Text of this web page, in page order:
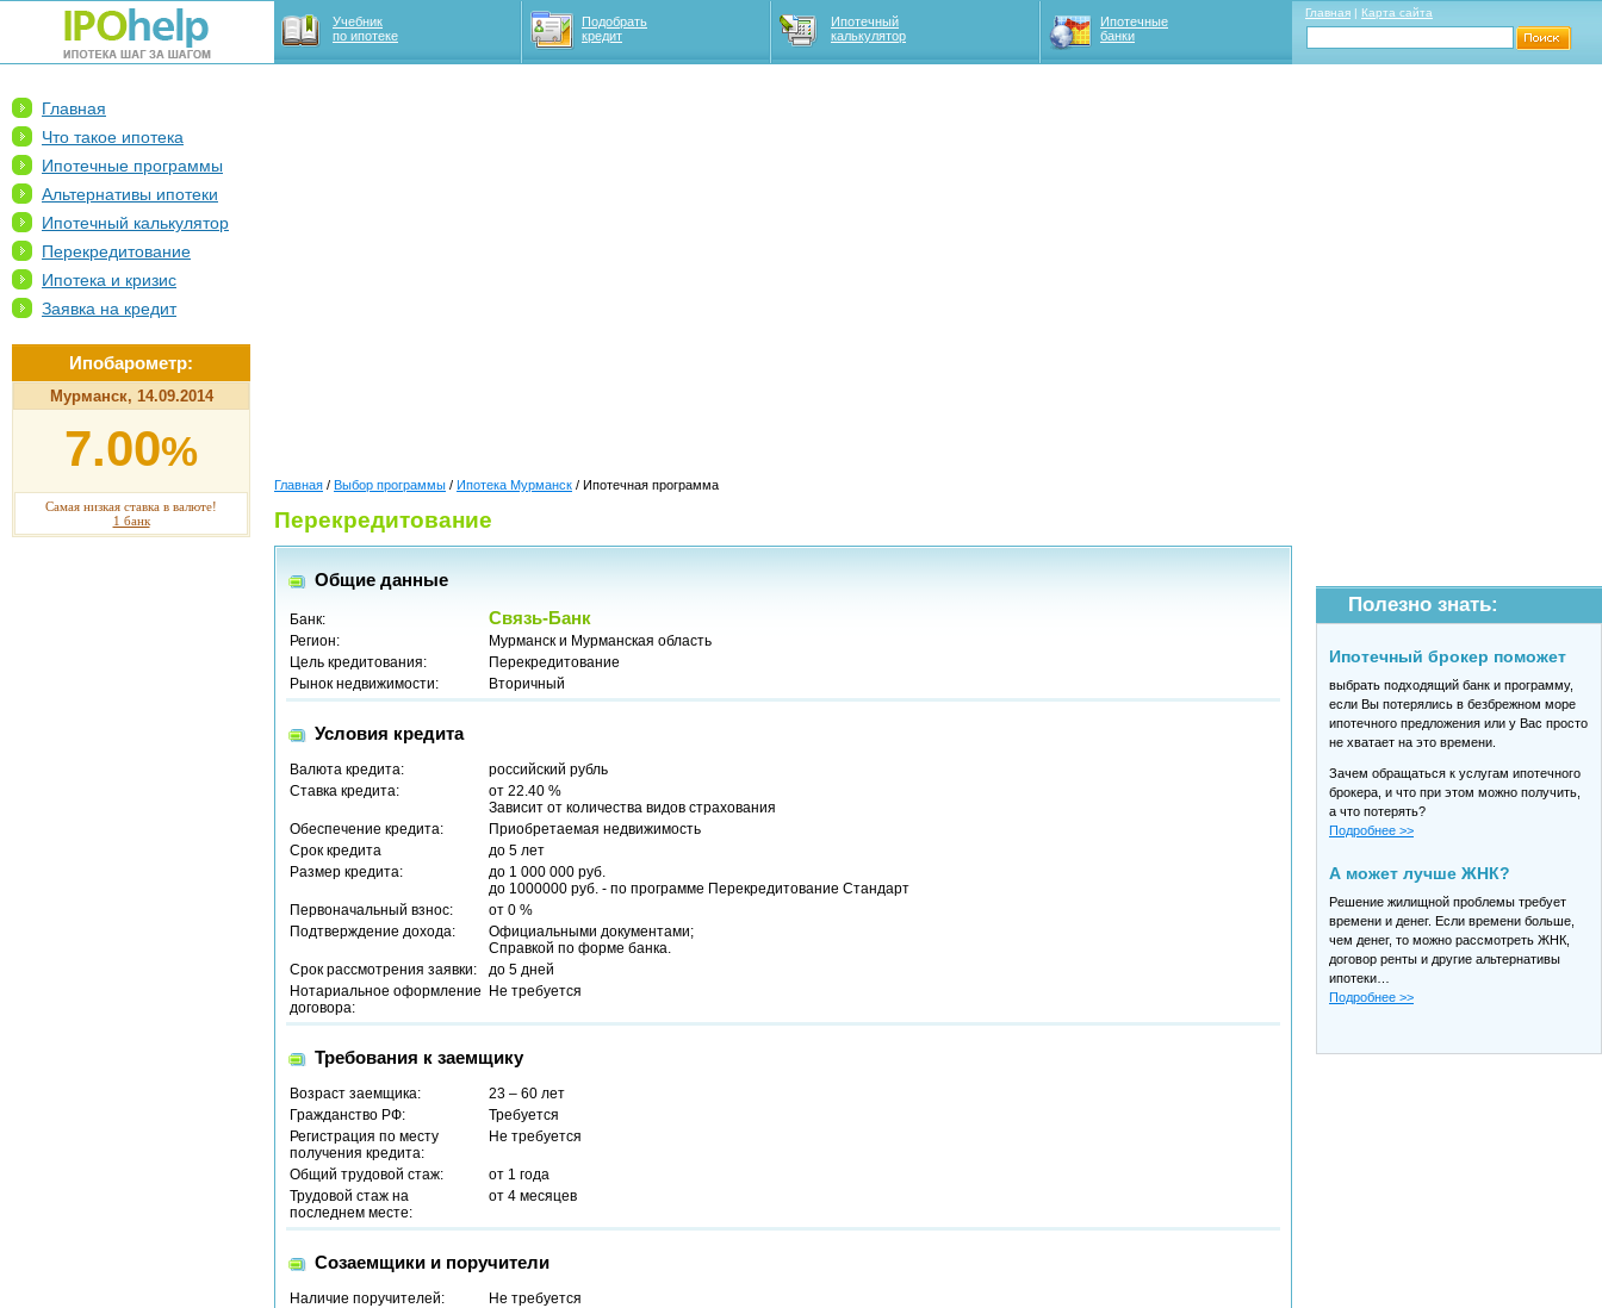
Учебник
по ипотеке
Подобрать
кредит
Ипотечный
калькулятор
Ипотечные
банки
Главная | Карта сайта
Главная
Что такое ипотека
Ипотечные программы
Альтернативы ипотеки
Ипотечный калькулятор
Перекредитование
Ипотека и кризис
Заявка на кредит
Ипобарометр:
Мурманск, 14.09.2014
7.00%
Самая низкая ставка в валюте!
1 банк
Главная / Выбор программы / Ипотека Мурманск / Ипотечная программа
Перекредитование
Общие данные
Банк: Связь-Банк
Регион:
Мурманск и Мурманская область
Цель кредитования:
Перекредитование
Рынок недвижимости:
Вторичный
Условия кредита
Валюта кредита:
российский рубль
Ставка кредита:
от 22.40 %
Зависит от количества видов страхования
Обеспечение кредита:
Приобретаемая недвижимость
Срок кредита
до 5 лет
Размер кредита:
до 1 000 000 руб.
до 1000000 руб. - по программе Перекредитование Стандарт
Первоначальный взнос:
от 0 %
Подтверждение дохода:
Официальными документами;
Справкой по форме банка.
Срок рассмотрения заявки:
до 5 дней
Нотариальное оформление
договора:
Не требуется
Требования к заемщику
Возраст заемщика:
23 – 60 лет
Гражданство РФ:
Требуется
Регистрация по месту
получения кредита:
Не требуется
Общий трудовой стаж:
от 1 года
Трудовой стаж на
последнем месте:
от 4 месяцев
Созаемщики и поручители
Наличие поручителей:
Не требуется
Полезно знать:
Ипотечный брокер поможет
выбрать подходящий банк и программу,
если Вы потерялись в безбрежном море
ипотечного предложения или у Вас просто
не хватает на это времени.
Зачем обращаться к услугам ипотечного
брокера, и что при этом можно получить,
а что потерять?
Подробнее >>
А может лучше ЖНК?
Решение жилищной проблемы требует
времени и денег. Если времени больше,
чем денег, то можно рассмотреть ЖНК,
договор ренты и другие альтернативы
ипотеки…
Подробнее >>